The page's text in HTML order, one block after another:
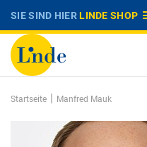
SIE SIND HIERLINDE SHOP
Startseite | Manfred Mauk